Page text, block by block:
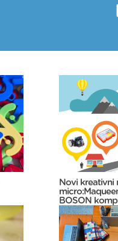
Novi kreativni
BOSON